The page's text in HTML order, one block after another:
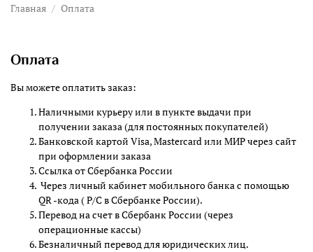
Главная Оплата
Оплата
Вы можете оплатить заказ:
Наличными курьеру или в пункте выдачи при
получении заказа (для постоянных покупателей)
Банковской картой Visa, Mastercard или МИР через сайт
при оформлении заказа
Ссылка от Сбербанка России
Через личный кабинет мобильного банка с помощью
QR -кода ( Р/С в Сбербанке России).
Перевод на счет в Сбербанк России (через
операционные кассы)
Безналичный перевод для юридических лиц.